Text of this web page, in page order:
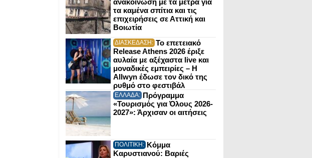
ανακοίνωση με τα μέτρα για
τα καμένα σπίτια και τις
επιχειρήσεις σε Αττική και
Βοιωτία
ΔΙΑΣΚΕΔΑΣΗ: Το επετειακό
Release Athens 2026 έριξε
αυλαία με αξέχαστα live και
μοναδικές εμπειρίες – Η
Allwyn έδωσε τον δικό της
ρυθμό στο φεστιβάλ
ΕΛΛΑΔΑ: Πρόγραμμα
«Τουρισμός για Όλους 2026-
2027»: Άρχισαν οι αιτήσεις
ΠΟΛΙΤΙΚΗ: Κόμμα
Καρυστιανού: Βαριές